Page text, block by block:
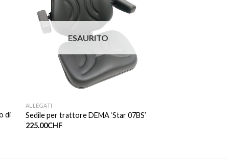
di
ESAURITO
ALLEGATI
Sedile per trattore DEMA ‘Star 07BS’
225.00CHF